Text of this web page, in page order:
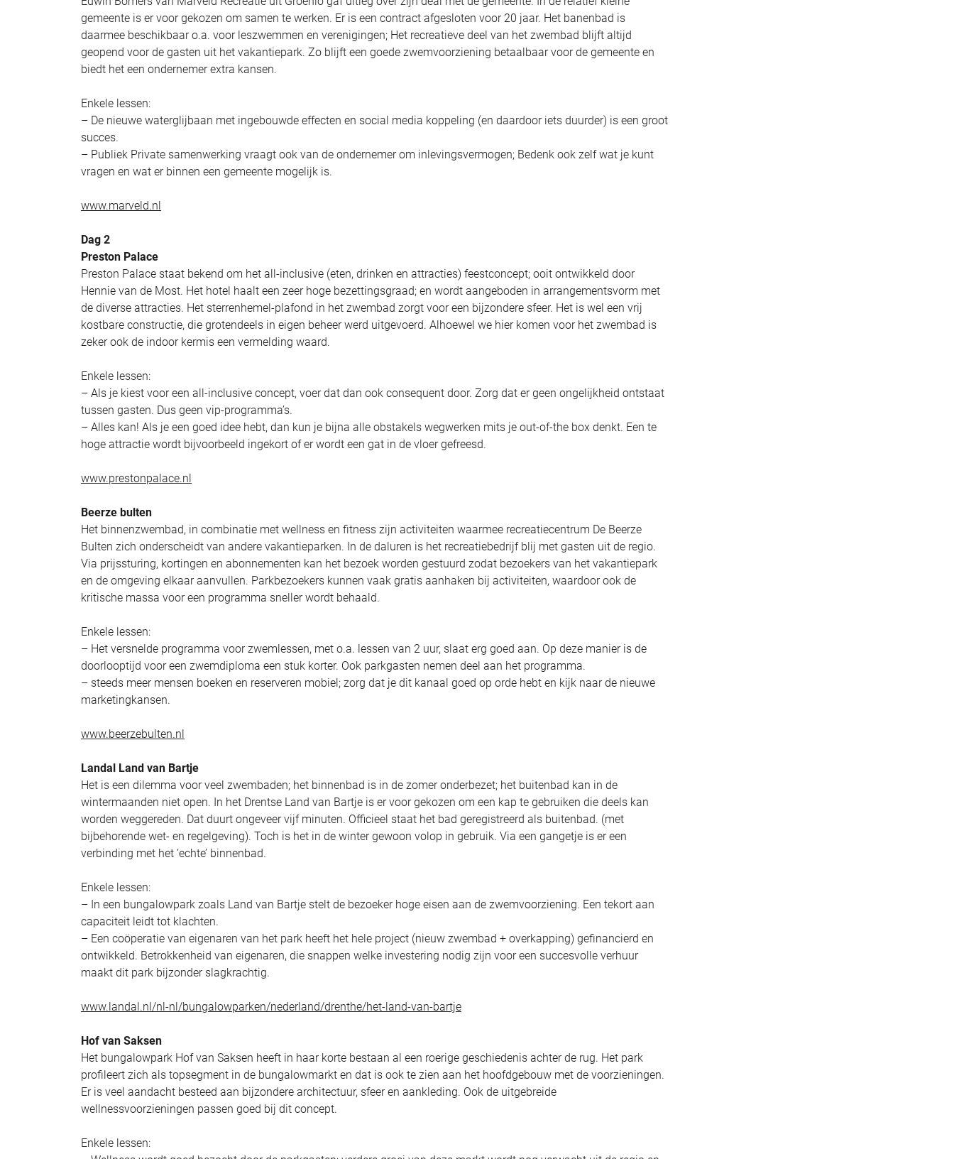
gemeente is er voor gekozen om samen te werken. Er is een contract afgesloten voor 20 jaar. Het banenbad is
daarmee beschikbaar o.a. voor leszwemmen en verenigingen; Het recreatieve deel van het zwembad blijft altijd
geopend voor de gasten uit het vakantiepark. Zo blijft een goede zwemvoorziening betaalbaar voor de gemeente en
biedt het een ondernemer extra kansen.
Enkele lessen:
– De nieuwe waterglijbaan met ingebouwde effecten en social media koppeling (en daardoor iets duurder) is een groot
succes.
– Publiek Private samenwerking vraagt ook van de ondernemer om inlevingsvermogen; Bedenk ook zelf wat je kunt
vragen en wat er binnen een gemeente mogelijk is.
www.marveld.nl
Dag 2
Preston Palace
Preston Palace staat bekend om het all-inclusive (eten, drinken en attracties) feestconcept; ooit ontwikkeld door
Hennie van de Most. Het hotel haalt een zeer hoge bezettingsgraad; en wordt aangeboden in arrangementsvorm met
de diverse attracties. Het sterrenhemel-plafond in het zwembad zorgt voor een bijzondere sfeer. Het is wel een vrij
kostbare constructie, die grotendeels in eigen beheer werd uitgevoerd. Alhoewel we hier komen voor het zwembad is
zeker ook de indoor kermis een vermelding waard.
Enkele lessen:
– Als je kiest voor een all-inclusive concept, voer dat dan ook consequent door. Zorg dat er geen ongelijkheid ontstaat
tussen gasten. Dus geen vip-programma’s.
– Alles kan! Als je een goed idee hebt, dan kun je bijna alle obstakels wegwerken mits je out-of-the box denkt. Een te
hoge attractie wordt bijvoorbeeld ingekort of er wordt een gat in de vloer gefreesd.
www.prestonpalace.nl
Beerze bulten
Het binnenzwembad, in combinatie met wellness en fitness zijn activiteiten waarmee recreatiecentrum De Beerze
Bulten zich onderscheidt van andere vakantieparken. In de daluren is het recreatiebedrijf blij met gasten uit de regio.
Via prijssturing, kortingen en abonnementen kan het bezoek worden gestuurd zodat bezoekers van het vakantiepark
en de omgeving elkaar aanvullen. Parkbezoekers kunnen vaak gratis aanhaken bij activiteiten, waardoor ook de
kritische massa voor een programma sneller wordt behaald.
Enkele lessen:
– Het versnelde programma voor zwemlessen, met o.a. lessen van 2 uur, slaat erg goed aan. Op deze manier is de
doorlooptijd voor een zwemdiploma een stuk korter. Ook parkgasten nemen deel aan het programma.
– steeds meer mensen boeken en reserveren mobiel; zorg dat je dit kanaal goed op orde hebt en kijk naar de nieuwe
marketingkansen.
www.beerzebulten.nl
Landal Land van Bartje
Het is een dilemma voor veel zwembaden; het binnenbad is in de zomer onderbezet; het buitenbad kan in de
wintermaanden niet open. In het Drentse Land van Bartje is er voor gekozen om een kap te gebruiken die deels kan
worden weggereden. Dat duurt ongeveer vijf minuten. Officieel staat het bad geregistreerd als buitenbad. (met
bijbehorende wet- en regelgeving). Toch is het in de winter gewoon volop in gebruik. Via een gangetje is er een
verbinding met het ‘echte’ binnenbad.
Enkele lessen:
– In een bungalowpark zoals Land van Bartje stelt de bezoeker hoge eisen aan de zwemvoorziening. Een tekort aan
capaciteit leidt tot klachten.
– Een coöperatie van eigenaren van het park heeft het hele project (nieuw zwembad + overkapping) gefinancierd en
ontwikkeld. Betrokkenheid van eigenaren, die snappen welke investering nodig zijn voor een succesvolle verhuur
maakt dit park bijzonder slagkrachtig.
www.landal.nl/nl-nl/bungalowparken/nederland/drenthe/het-land-van-bartje
Hof van Saksen
Het bungalowpark Hof van Saksen heeft in haar korte bestaan al een roerige geschiedenis achter de rug. Het park
profileert zich als topsegment in de bungalowmarkt en dat is ook te zien aan het hoofdgebouw met de voorzieningen.
Er is veel aandacht besteed aan bijzondere architectuur, sfeer en aankleding. Ook de uitgebreide
wellnessvoorzieningen passen goed bij dit concept.
Enkele lessen: